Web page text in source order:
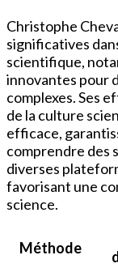
Christophe
significatives
scientifique,
innovantes pour
complexes. Ses
de la culture
efficace,
comprendre des
diverses
favorisant une
science.
Méthode